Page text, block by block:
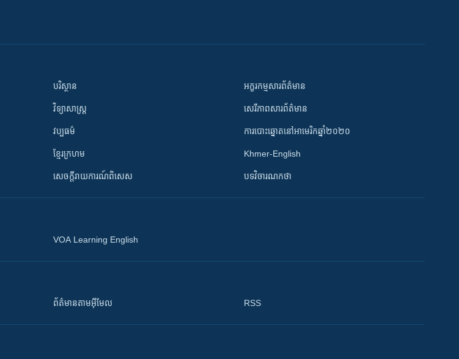
បរិស្ថាន
វិទ្យាសាស្រ្ត
វប្បធម៌
ខ្មែរក្រហម
សេចក្តីរាយការណ៍ពិសេស
អក្ខរកម្មសារព័ត៌មាន
សេរីភាពសារព័ត៌មាន
ការបោះឆ្នោតនៅអាមេរិកឆ្នាំ២០២០
Khmer-English
បទវិចារណកថា
VOA Learning English
ព័ត៌មាន​តាម​អ៊ីមែល RSS